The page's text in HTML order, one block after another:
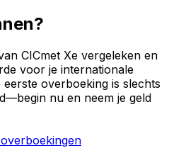
CICmet Xe vergeleken en
voor je internationale
overboeking is slechts
nu en neem je geld